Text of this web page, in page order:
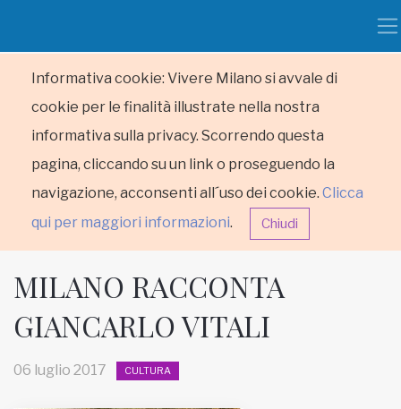
Informativa cookie: Vivere Milano si avvale di
cookie per le finalità illustrate nella nostra
informativa sulla privacy. Scorrendo questa
pagina, cliccando su un link o proseguendo la
navigazione, acconsenti all´uso dei cookie. Clicca
qui per maggiori informazioni. Chiudi
HOME
MILANO RACCONTA
GIANCARLO VITALI
06 luglio 2017 CULTURA